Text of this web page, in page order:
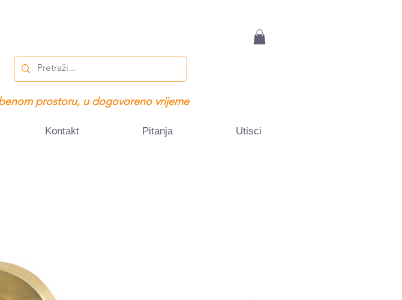
prostoru, u dogovoreno vrijeme
Kontakt Pitanja Utisci